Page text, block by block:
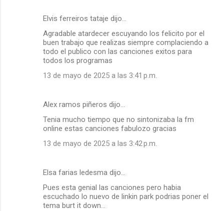
Elvis ferreiros tataje dijo…
Agradable atardecer escuyando los felicito por el
buen trabajo que realizas siempre complaciendo a
todo el publico con las canciones exitos para
todos los programas
13 de mayo de 2025 a las 3:41 p.m.
Alex ramos piñeros dijo…
Tenia mucho tiempo que no sintonizaba la fm
online estas canciones fabulozo gracias
13 de mayo de 2025 a las 3:42 p.m.
Elsa farias ledesma dijo…
Pues esta genial las canciones pero habia
escuchado lo nuevo de linkin park podrias poner el
tema burt it down...